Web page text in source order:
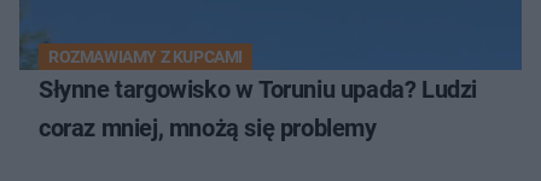
ROZMAWIAMY Z KUPCAMI
Słynne targowisko w Toruniu upada? Ludzi
coraz mniej, mnożą się problemy